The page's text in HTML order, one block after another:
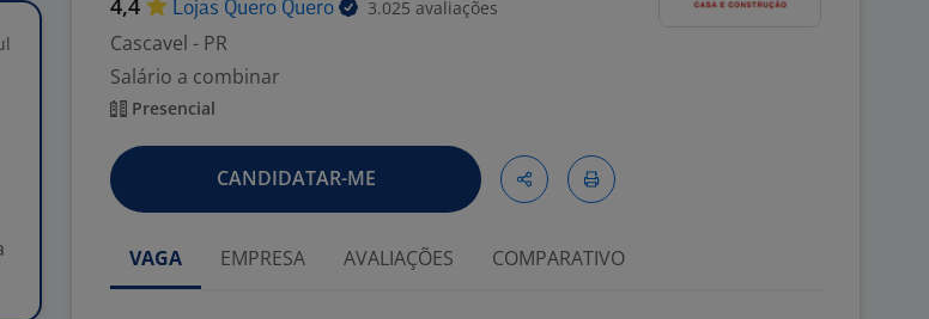
4,4 Lojas Quero Quero 3.025 avaliações
Cascavel - PR
Salário a combinar
Presencial
CANDIDATAR-ME
VAGA EMPRESA AVALIAÇÕES COMPARATIVO